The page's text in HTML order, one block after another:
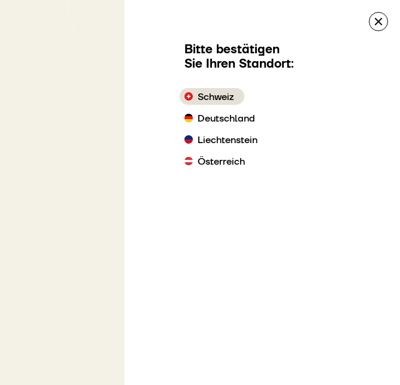
Bitte bestätigen
Sie Ihren Standort:
Schweiz
Deutschland
Liechtenstein
Österreich